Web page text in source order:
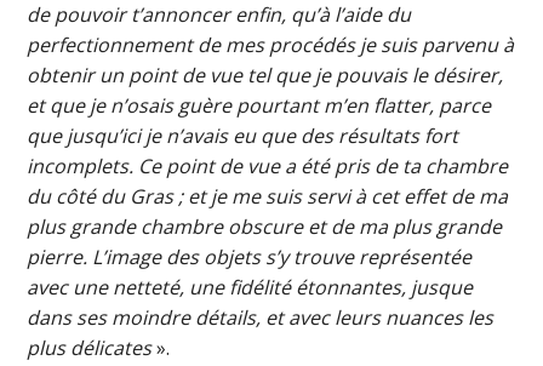
de pouvoir t’annoncer enfin, qu’à l’aide du
perfectionnement de mes procédés je suis parvenu à
obtenir un point de vue tel que je pouvais le désirer,
et que je n’osais guère pourtant m’en flatter, parce
que jusqu’ici je n’avais eu que des résultats fort
incomplets. Ce point de vue a été pris de ta chambre
du côté du Gras ; et je me suis servi à cet effet de ma
plus grande chambre obscure et de ma plus grande
pierre. L’image des objets s’y trouve représentée
avec une netteté, une fidélité étonnantes, jusque
dans ses moindre détails, et avec leurs nuances les
plus délicates».